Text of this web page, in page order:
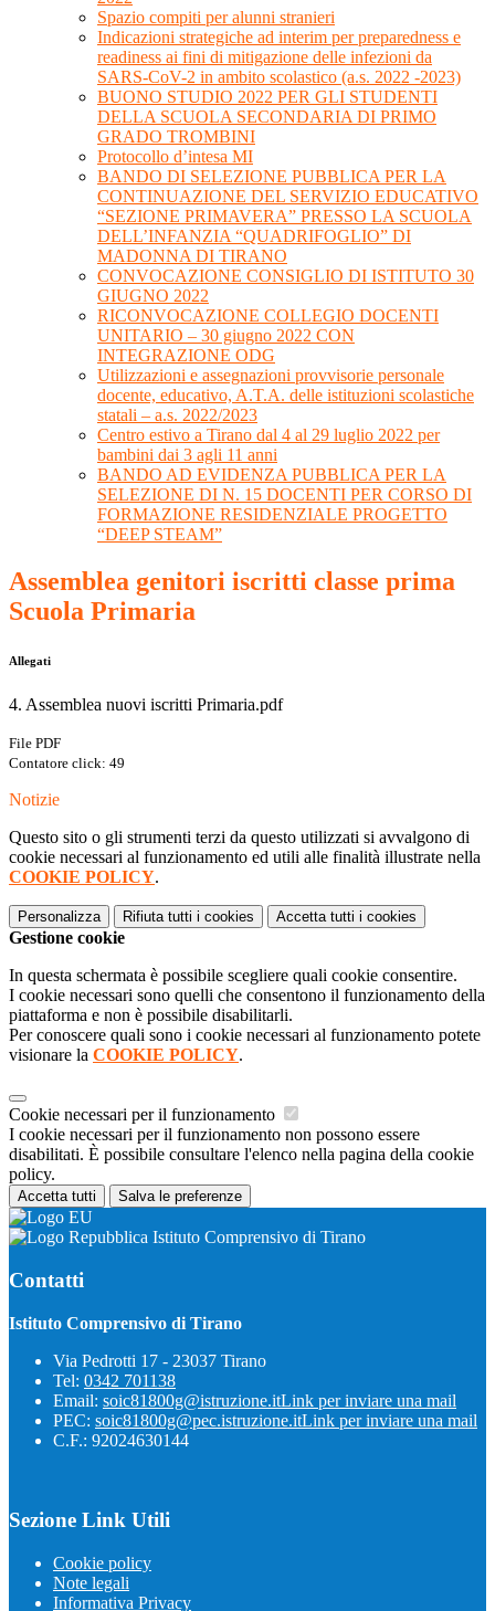
Spazio compiti per alunni stranieri
Indicazioni strategiche ad interim per preparedness e
readiness ai fini di mitigazione delle infezioni da
SARS-CoV-2 in ambito scolastico (a.s. 2022 -2023)
BUONO STUDIO 2022 PER GLI STUDENTI
DELLA SCUOLA SECONDARIA DI PRIMO
GRADO TROMBINI
Protocollo d’intesa MI
BANDO DI SELEZIONE PUBBLICA PER LA
CONTINUAZIONE DEL SERVIZIO EDUCATIVO
“SEZIONE PRIMAVERA” PRESSO LA SCUOLA
DELL’INFANZIA “QUADRIFOGLIO” DI
MADONNA DI TIRANO
CONVOCAZIONE CONSIGLIO DI ISTITUTO 30
GIUGNO 2022
RICONVOCAZIONE COLLEGIO DOCENTI
UNITARIO – 30 giugno 2022 CON
INTEGRAZIONE ODG
Utilizzazioni e assegnazioni provvisorie personale
docente, educativo, A.T.A. delle istituzioni scolastiche
statali – a.s. 2022/2023
Centro estivo a Tirano dal 4 al 29 luglio 2022 per
bambini dai 3 agli 11 anni
BANDO AD EVIDENZA PUBBLICA PER LA
SELEZIONE DI N. 15 DOCENTI PER CORSO DI
FORMAZIONE RESIDENZIALE PROGETTO
“DEEP STEAM”
Assemblea genitori iscritti classe prima
Scuola Primaria
Allegati
4. Assemblea nuovi iscritti Primaria.pdf
File PDF
Contatore click: 49
Notizie
Questo sito o gli strumenti terzi da questo utilizzati si avvalgono di
cookie necessari al funzionamento ed utili alle finalità illustrate nella
COOKIE POLICY.
Personalizza Rifiuta tutti i cookies Accetta tutti i cookies
Gestione cookie
In questa schermata è possibile scegliere quali cookie consentire.
I cookie necessari sono quelli che consentono il funzionamento della
piattaforma e non è possibile disabilitarli.
Per conoscere quali sono i cookie necessari al funzionamento potete
visionare la COOKIE POLICY.
Cookie necessari per il funzionamento
I cookie necessari per il funzionamento non possono essere
disabilitati. È possibile consultare l'elenco nella pagina della cookie
policy.
Accetta tutti Salva le preferenze
Istituto Comprensivo di Tirano
Contatti
Istituto Comprensivo di Tirano
Via Pedrotti 17 - 23037 Tirano
Tel: 0342 701138
Email: soic81800g@istruzione.itLink per inviare una mail
PEC: soic81800g@pec.istruzione.itLink per inviare una mail
C.F.: 92024630144
Sezione Link Utili
Cookie policy
Note legali
Informativa Privacy